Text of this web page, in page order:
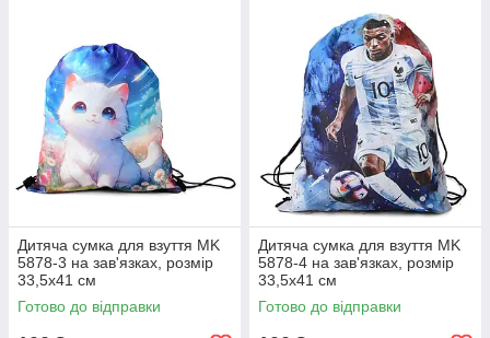
Дитяча сумка для взуття MK
5878-3 на зав'язках, розмір
33,5х41 см
Готово до відправки
Дитяча сумка для взуття MK
5878-4 на зав'язках, розмір
33,5х41 см
Готово до відправки